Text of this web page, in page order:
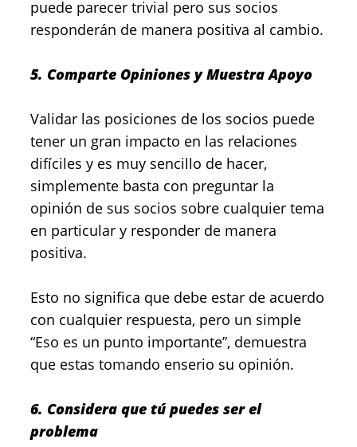
puede parecer trivial pero sus socios
responderán de manera positiva al cambio.
5. Comparte Opiniones y Muestra Apoyo
Validar las posiciones de los socios puede
tener un gran impacto en las relaciones
difíciles y es muy sencillo de hacer,
simplemente basta con preguntar la
opinión de sus socios sobre cualquier tema
en particular y responder de manera
positiva.
Esto no significa que debe estar de acuerdo
con cualquier respuesta, pero un simple
“Eso es un punto importante”, demuestra
que estas tomando enserio su opinión.
6. Considera que tú puedes ser el
problema